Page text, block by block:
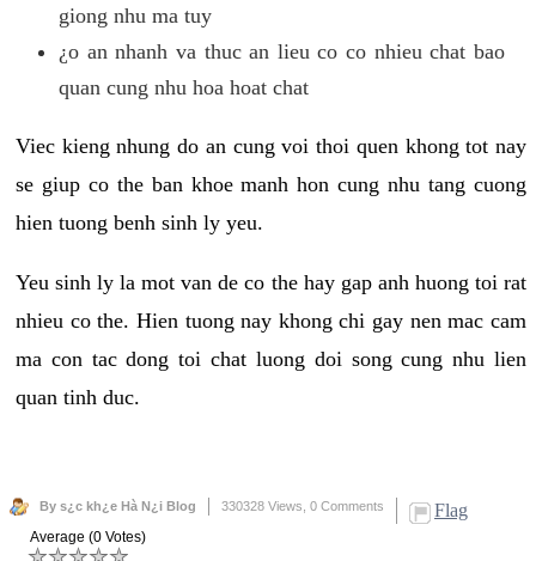
giong nhu ma tuy
¿o an nhanh va thuc an lieu co co nhieu chat bao
quan cung nhu hoa hoat chat
Viec kieng nhung do an cung voi thoi quen khong tot nay
se giup co the ban khoe manh hon cung nhu tang cuong
hien tuong benh sinh ly yeu.
Yeu sinh ly la mot van de co the hay gap anh huong toi rat
nhieu co the. Hien tuong nay khong chi gay nen mac cam
ma con tac dong toi chat luong doi song cung nhu lien
quan tinh duc.
By s¿c kh¿e Hà N¿i Blog 330328 Views, 0 Comments Flag
Average (0 Votes)